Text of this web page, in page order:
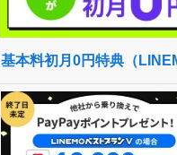
基本料初月0円特典（